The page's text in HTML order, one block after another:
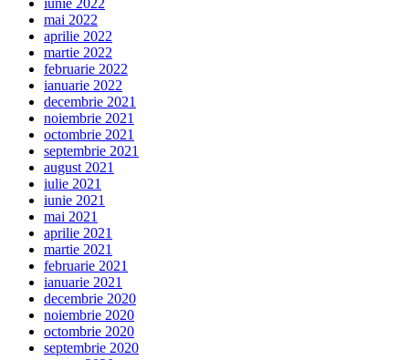
iunie 2022
mai 2022
aprilie 2022
martie 2022
februarie 2022
ianuarie 2022
decembrie 2021
noiembrie 2021
octombrie 2021
septembrie 2021
august 2021
iulie 2021
iunie 2021
mai 2021
aprilie 2021
martie 2021
februarie 2021
ianuarie 2021
decembrie 2020
noiembrie 2020
octombrie 2020
septembrie 2020